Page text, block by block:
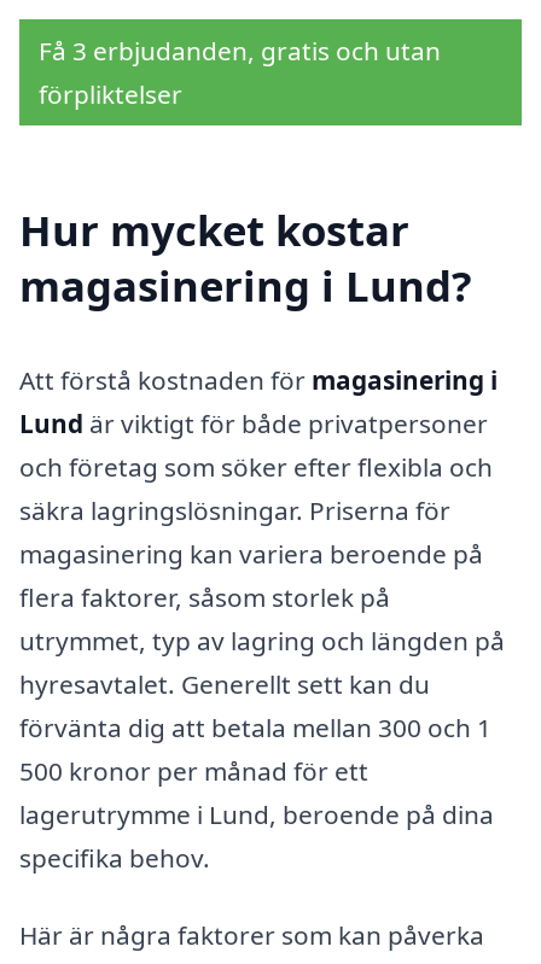
Få 3 erbjudanden, gratis och utan
förpliktelser
Hur mycket kostar
magasinering i Lund?
Att förstå kostnaden för magasinering i
Lund är viktigt för både privatpersoner
och företag som söker efter flexibla och
säkra lagringslösningar. Priserna för
magasinering kan variera beroende på
flera faktorer, såsom storlek på
utrymmet, typ av lagring och längden på
hyresavtalet. Generellt sett kan du
förvänta dig att betala mellan 300 och 1
500 kronor per månad för ett
lagerutrymme i Lund, beroende på dina
specifika behov.
Här är några faktorer som kan påverka